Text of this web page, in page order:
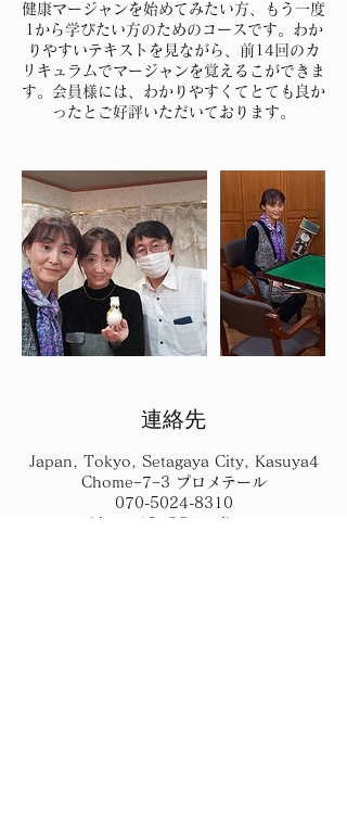
健康マージャンを始めてみたい方、もう一度
1から学びたい方のためのコースです。わか
りやすいテキストを見ながら、前14回のカ
リキュラムでマージャンを覚えるこができま
す。会員様には、わかりやすくてとても良か
ったとご好評いただいております。
連絡先
Japan, Tokyo, Setagaya City, Kasuya4
Chome−7−3 プロメテール
070-5024-8310